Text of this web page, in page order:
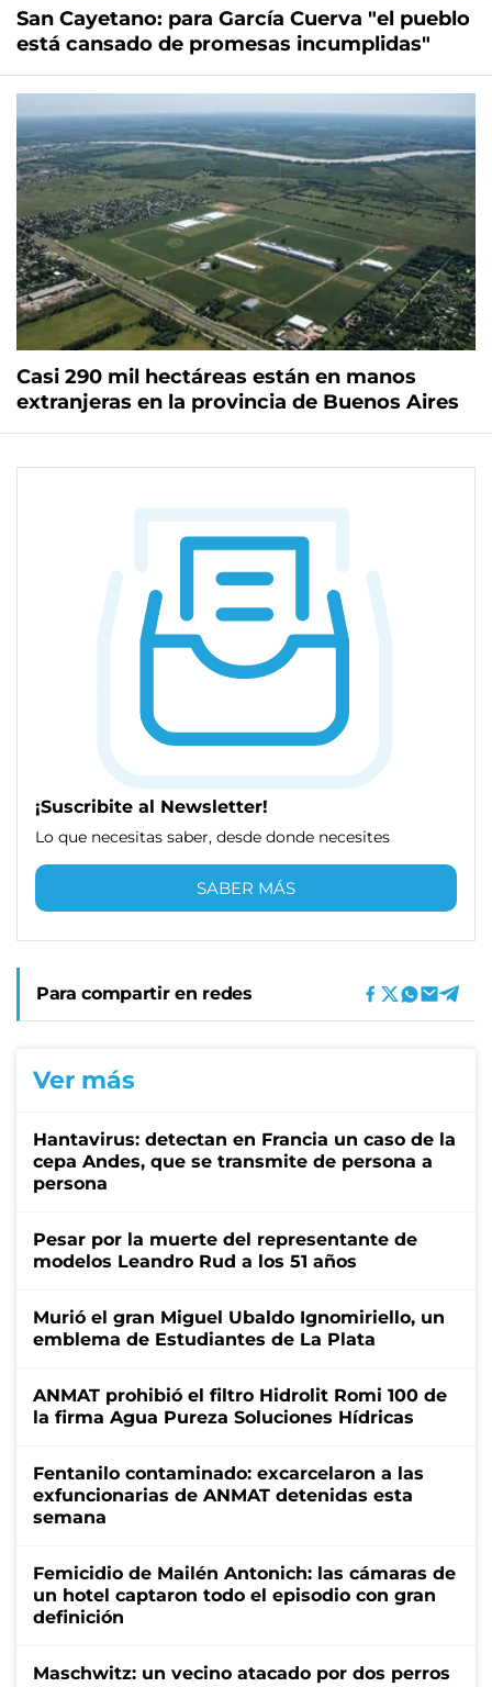
San Cayetano: para García Cuerva "el pueblo
está cansado de promesas incumplidas"
Casi 290 mil hectáreas están en manos
extranjeras en la provincia de Buenos Aires
¡Suscribite al Newsletter!
Lo que necesitas saber, desde donde necesites
SABER MÁS
Para compartir en redes
Ver más
Hantavirus: detectan en Francia un caso de la
cepa Andes, que se transmite de persona a
persona
Pesar por la muerte del representante de
modelos Leandro Rud a los 51 años
Murió el gran Miguel Ubaldo Ignomiriello, un
emblema de Estudiantes de La Plata
ANMAT prohibió el filtro Hidrolit Romi 100 de
la firma Agua Pureza Soluciones Hídricas
Fentanilo contaminado: excarcelaron a las
exfuncionarias de ANMAT detenidas esta
semana
Femicidio de Mailén Antonich: las cámaras de
un hotel captaron todo el episodio con gran
definición
Maschwitz: un vecino atacado por dos perros